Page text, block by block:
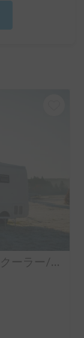
マンボウ号 | 4駆+発電機+家庭用クーラー/レンタル事業者の為、万が一の自損事故の車両保険ついてます